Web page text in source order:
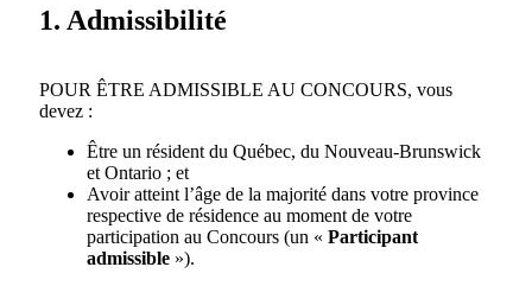
1. Admissibilité
POUR ÊTRE ADMISSIBLE AU CONCOURS, vous
devez :
Être un résident du Québec, du Nouveau-Brunswick
et Ontario ; et
Avoir atteint l’âge de la majorité dans votre province
respective de résidence au moment de votre
participation au Concours (un « Participant
admissible »).